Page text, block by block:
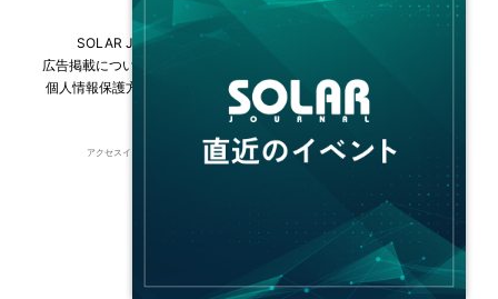
SOLAR JOURNALについて
広告掲載について
個人情報保護方針
運営会社・媒体一覧 For overseas customers
アクセスインターナショナルは持続可能な開発目標（SDGs）を支援しています。